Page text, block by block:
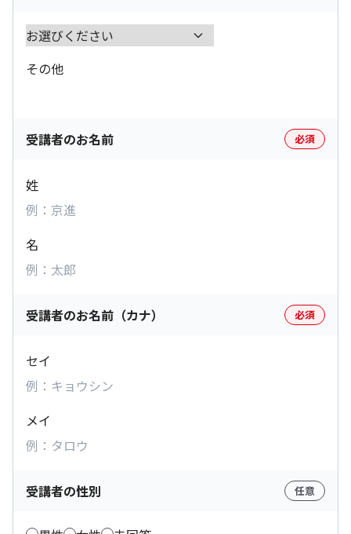
その他
受講者のお名前 必須
姓
名
受講者のお名前（カナ） 必須
セイ
メイ
受講者の性別 任意